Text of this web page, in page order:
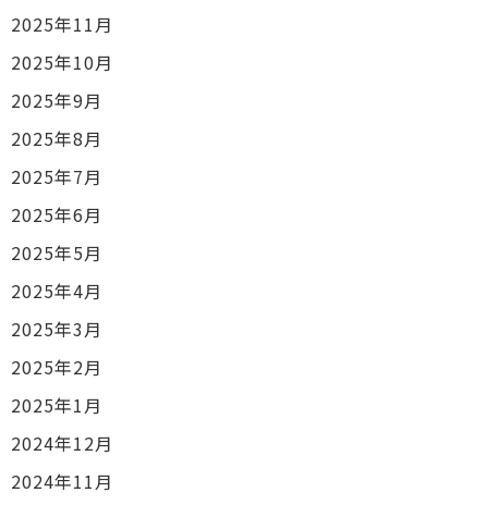
2025年11月
2025年10月
2025年9月
2025年8月
2025年7月
2025年6月
2025年5月
2025年4月
2025年3月
2025年2月
2025年1月
2024年12月
2024年11月